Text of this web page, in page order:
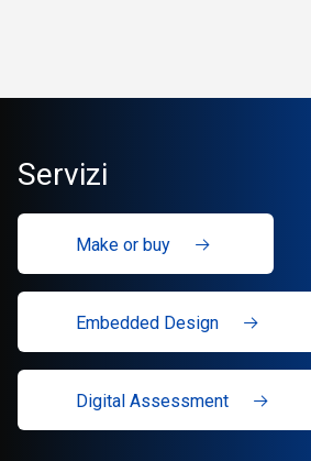
Servizi
Make or buy
Embedded Design
Digital Assessment